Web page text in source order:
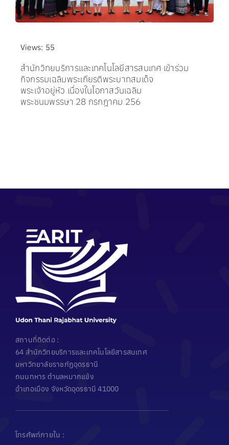
Views: 55
สำนักวิทยบริการและเทคโนโลยีสารสนเทศ เข้าร่วม
กิจกรรมเฉลิมพระเกียรติพระบาทสมเด็จ
พระเจ้าอยู่หัว เนื่องในโอกาสวันเฉลิม
พระชนมพรรษา 28 กรกฎาคม 256
สถานที่ติดต่อ :
64 สำนักวิทยบริการและเทคโนโลยีสารสนเทศ
มหาวิทยาลัยราชภัฏอุดรธานี
ถนนทหาร ตำบลหมากแข้ง
อำเภอเมือง จังหวัดอุดรธานี 41000
โทรศัพท์ภายใน :